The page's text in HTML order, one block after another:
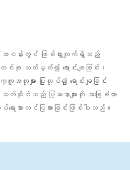
ဝန်းတွင် ဖြစ်ပွားလျက်ရှိသည့်
စ်ခု သတ်မှတ်၍ ရောင်းချခြင်း၊
အတုများ ပြုလုပ်၍ ရောင်းချခြင်း
သည့် ပြဿနာများကို အခြေခံကာ
ေးသားတင်ပြထားခြင်းဖြစ်ပါသည်။